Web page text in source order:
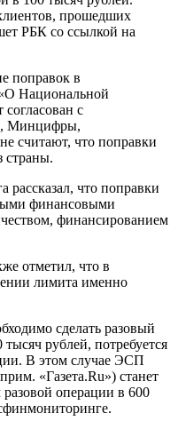
прошедших
РБК со ссылкой на
поправок в
Национальной
с
Минцифры,
считают, что поправки
страны.
рассказал, что поправки
финансовыми
финансированием
отметил, что в
лимита именно
сделать разовый
рублей, потребуется
В этом случае ЭСП
«Газета.Ru») станет
операции в 600